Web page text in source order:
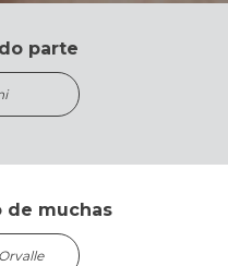
parte
de muchas